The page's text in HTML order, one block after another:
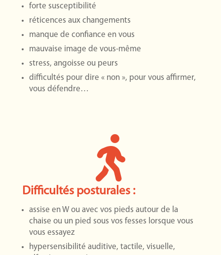
forte susceptibilité
réticences aux changements
manque de confiance en vous
mauvaise image de vous-même
stress, angoisse ou peurs
difficultés pour dire « non », pour vous affirmer,
vous défendre…

Difficultés posturales :
assise en W ou avec vos pieds autour de la
chaise ou un pied sous vos fesses lorsque vous
vous essayez
hypersensibilité auditive, tactile, visuelle,